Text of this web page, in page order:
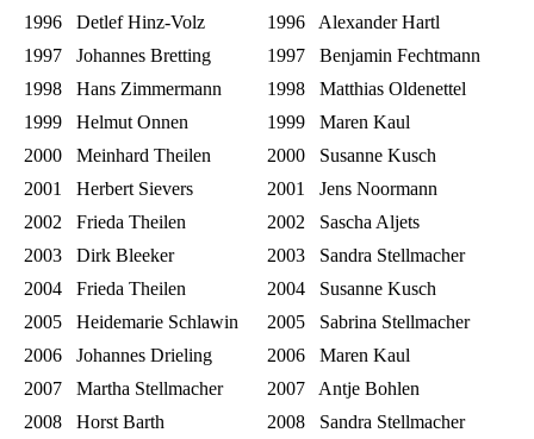
1996 Detlef Hinz-Volz
1996 Alexander Hartl
1997 Johannes Bretting
1997 Benjamin Fechtmann
1998 Hans Zimmermann
1998 Matthias Oldenettel
1999 Helmut Onnen
1999 Maren Kaul
2000 Meinhard Theilen
2000 Susanne Kusch
2001 Herbert Sievers
2001 Jens Noormann
2002 Frieda Theilen
2002 Sascha Aljets
2003 Dirk Bleeker
2003 Sandra Stellmacher
2004 Frieda Theilen
2004 Susanne Kusch
2005 Heidemarie Schlawin
2005 Sabrina Stellmacher
2006 Johannes Drieling
2006 Maren Kaul
2007 Martha Stellmacher
2007 Antje Bohlen
2008 Horst Barth
2008 Sandra Stellmacher